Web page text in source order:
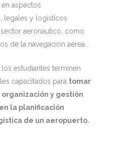
aspectos
legales y logísticos
aeronáutico, como
de la navegación aérea.
estudiantes terminen
capacitados para tomar
y gestión
la planificación
de un aeropuerto.